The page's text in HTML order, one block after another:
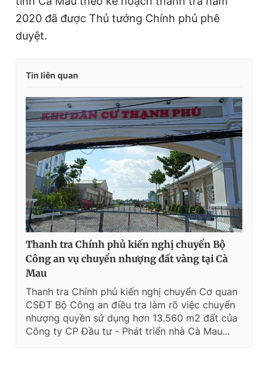
2020 đã được Thủ tướng Chính phủ phê
duyệt.
Tin liên quan
Thanh tra Chính phủ kiến nghị chuyển Bộ
Công an vụ chuyển nhượng đất vàng tại Cà
Mau
Thanh tra Chính phủ kiến nghị chuyển Cơ quan
CSĐT Bộ Công an điều tra làm rõ việc chuyển
nhượng quyền sử dụng hơn 13.560 m2 đất của
Công ty CP Đầu tư - Phát triển nhà Cà Mau...